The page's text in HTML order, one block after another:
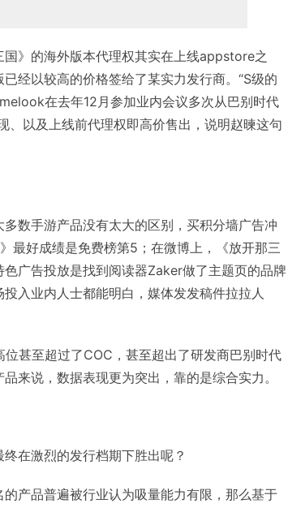
》的海外版本代理权其实在上线appstore之
经以较高的价格签给了某实力发行商。“S级的
在去年12月参加业内会议多次从巴别时代
以及上线前代理权即高价售出，说明赵暕这句
数手游产品没有太大的区别，买积分墙广告冲
最好成绩是免费榜第5；在微博上，《放开那三
广告投放是找到阅读器Zaker做了主题页的品牌
入业内人士都能明白，媒体发发稿件拉拉人
甚至超过了COC，甚至超出了研发商巴别时代
来说，数据表现更为突出，靠的是综合实力。
在激烈的发行档期下胜出呢？
产品普遍被行业认为吸量能力有限，那么基于